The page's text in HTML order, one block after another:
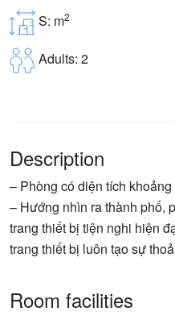
S: m2
Adults: 2
Description
– Phòng có diện tích
– Hướng nhìn ra thành phố,
trang thiết bị tiện nghi hiện
trang thiết bị luôn tạo sự
Room facilities